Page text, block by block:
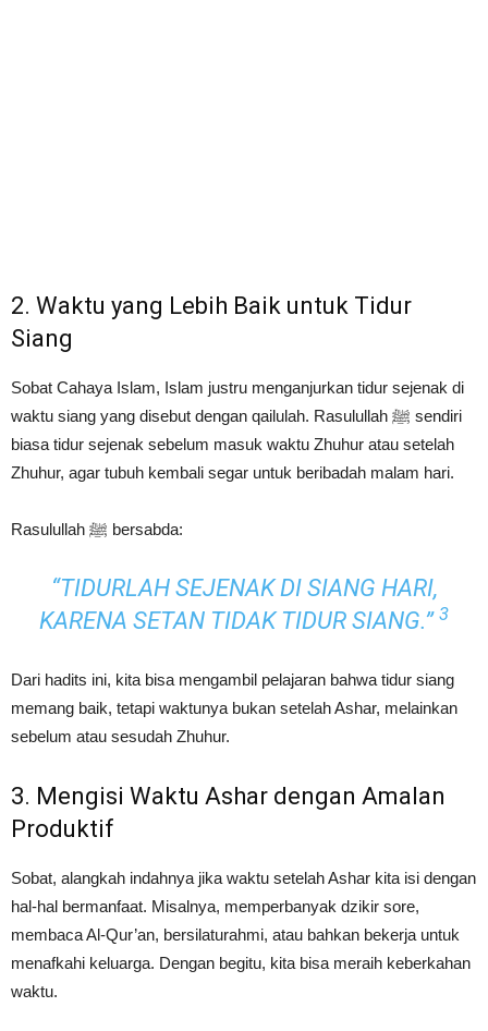
2. Waktu yang Lebih Baik untuk Tidur
Siang
Sobat Cahaya Islam, Islam justru menganjurkan tidur sejenak di
waktu siang yang disebut dengan qailulah. Rasulullah ﷺ sendiri
biasa tidur sejenak sebelum masuk waktu Zhuhur atau setelah
Zhuhur, agar tubuh kembali segar untuk beribadah malam hari.
Rasulullah ﷺ bersabda:
“TIDURLAH SEJENAK DI SIANG HARI,
KARENA SETAN TIDAK TIDUR SIANG.” 3
Dari hadits ini, kita bisa mengambil pelajaran bahwa tidur siang
memang baik, tetapi waktunya bukan setelah Ashar, melainkan
sebelum atau sesudah Zhuhur.
3. Mengisi Waktu Ashar dengan Amalan
Produktif
Sobat, alangkah indahnya jika waktu setelah Ashar kita isi dengan
hal-hal bermanfaat. Misalnya, memperbanyak dzikir sore,
membaca Al-Qur’an, bersilaturahmi, atau bahkan bekerja untuk
menafkahi keluarga. Dengan begitu, kita bisa meraih keberkahan
waktu.